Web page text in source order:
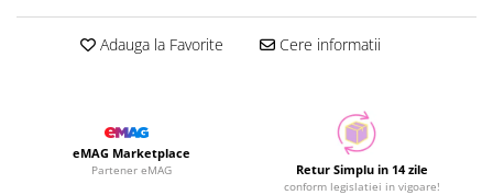
Adauga la Favorite Cere informatii
eMAG Marketplace
Partener eMAG Retur Simplu in 14 zile
conform legislatiei in vigoare!